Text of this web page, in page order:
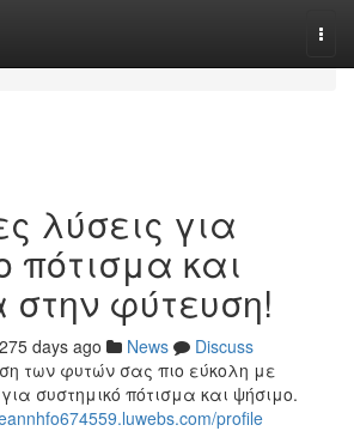
λύσεις για
πότισμα και
στην φύτευση!
275 days ago News
Discuss
των φυτών σας πιο εύκολη με
συστημικό πότισμα και ψήσιμο.
profile